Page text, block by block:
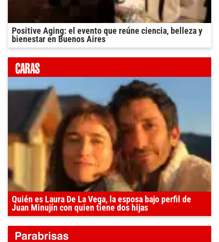
Positive Aging: el evento que reúne ciencia, belleza y
bienestar en Buenos Aires
Quién es Laura De La Vega, la esposa bajo perfil de
Juan Minujín con quien tiene dos hijas